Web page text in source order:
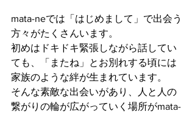
mata-neでは「はじめまして」で出会う
方々がたくさんいます。
初めはドキドキ緊張しながら話してい
ても、「またね」とお別れする頃には
家族のような絆が生まれています。
そんな素敵な出会いがあり、人と人の
繋がりの輪が広がっていく場所がmata-